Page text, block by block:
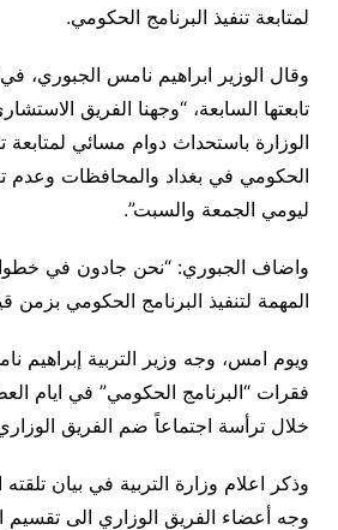
لمتابعة تنفيذ البرنامج الحكومي.
وقال الوزير ابراهيم نامس الجبوري، في
تابعتها السابعة، “وجهنا الفريق
الوزارة باستحداث دوام مسائي لمتابعة
الحكومي في بغداد والمحافظات وعدم
ليومي الجمعة والسبت”.
واضاف الجبوري: “نحن جادون في
المهمة لتنفيذ البرنامج الحكومي بزمن
ويوم امس، وجه وزير التربية إبراهيم
فقرات “البرنامج الحكومي” في ايام
خلال ترأسة اجتماعاً ضم الفريق
وذكر اعلام وزارة التربية في بيان تلقته
وجه أعضاء الفريق الوزاري الى تقسيم